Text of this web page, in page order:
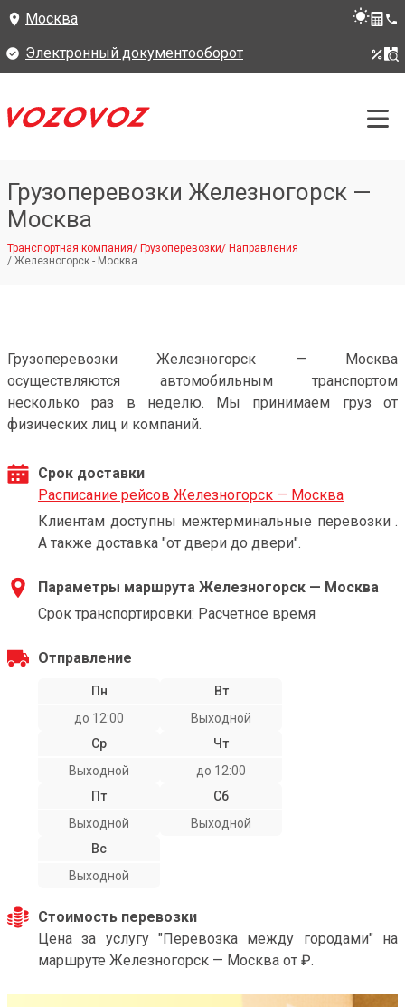
Москва
Электронный документооборот
Грузоперевозки Железногорск —
Москва
Транспортная компания/ Грузоперевозки/ Направления
/ Железногорск - Москва
Грузоперевозки Железногорск — Москва
осуществляются автомобильным транспортом
несколько раз в неделю. Мы принимаем груз от
физических лиц и компаний.
Срок доставки
Расписание рейсов Железногорск — Москва
Клиентам доступны межтерминальные перевозки .
А также доставка "от двери до двери".
Параметры маршрута Железногорск — Москва
Срок транспортировки: Расчетное время
Отправление
Пн
до 12:00
Вт
Выходной
Ср
Выходной
Чт
до 12:00
Пт
Выходной
Сб
Выходной
Вс
Выходной
Стоимость перевозки
Цена за услугу "Перевозка между городами" на
маршруте Железногорск — Москва от ₽.